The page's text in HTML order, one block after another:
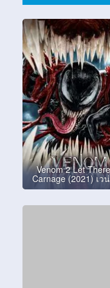
Venom 2 Let
Carnage (2021) เว